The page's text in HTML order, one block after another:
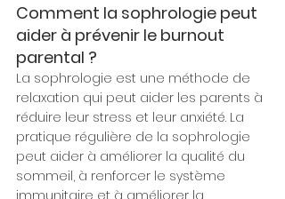
Comment la sophrologie peut
aider à prévenir le burnout
parental ?
La sophrologie est une méthode de
relaxation qui peut aider les parents à
réduire leur stress et leur anxiété. La
pratique régulière de la sophrologie
peut aider à améliorer la qualité du
sommeil, à renforcer le système
immunitaire et à améliorer la